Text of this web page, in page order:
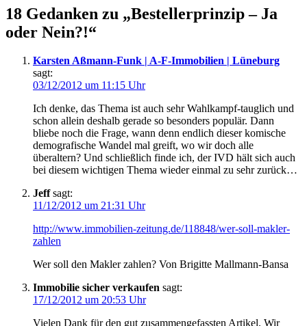
18 Gedanken zu „Bestellerprinzip – Ja
oder Nein?!“
Karsten Aßmann-Funk | A-F-Immobilien | Lüneburg
sagt:
03/12/2012 um 11:15 Uhr
Ich denke, das Thema ist auch sehr Wahlkampf-tauglich und
schon allein deshalb gerade so besonders populär. Dann
bliebe noch die Frage, wann denn endlich dieser komische
demografische Wandel mal greift, wo wir doch alle
überaltern? Und schließlich finde ich, der IVD hält sich auch
bei diesem wichtigen Thema wieder einmal zu sehr zurück…
Jeff sagt:
11/12/2012 um 21:31 Uhr
http://www.immobilien-zeitung.de/118848/wer-soll-makler-
zahlen
Wer soll den Makler zahlen? Von Brigitte Mallmann-Bansa
Immobilie sicher verkaufen sagt:
17/12/2012 um 20:53 Uhr
Vielen Dank für den gut zusammengefassten Artikel. Wir